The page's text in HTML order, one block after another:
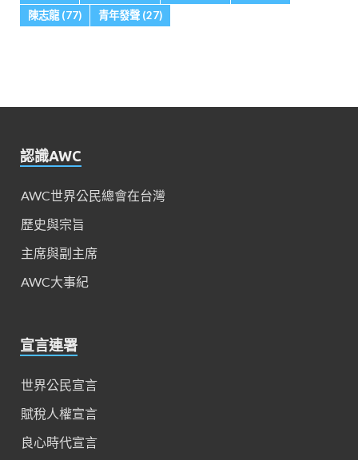
陳志龍(77) 青年發聲 (27)
認識AWC
AWC世界公民總會在台灣
歷史與宗旨
主席與副主席
AWC大事紀
宣言連署
世界公民宣言
賦稅人權宣言
良心時代宣言